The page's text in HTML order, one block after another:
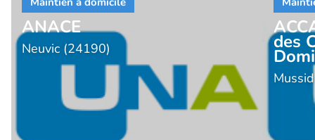
ANACE
Neuvic (24190) des